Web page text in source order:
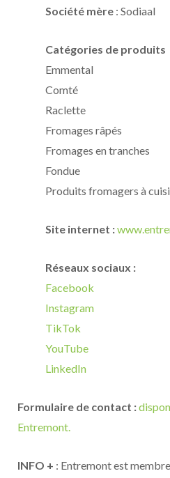
Société mère : Sodiaal
Catégories de produits
Emmental
Comté
Raclette
Fromages râpés
Fromages en tranches
Fondue
Produits fromagers à
Site internet :
Réseaux sociaux :
Facebook
Instagram
TikTok
YouTube
LinkedIn
Formulaire de contact :
Entremont.
INFO + : Entremont est